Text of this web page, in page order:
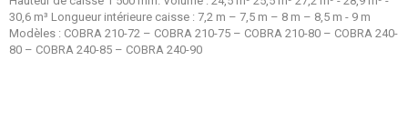
30,6 m³ Longueur intérieure caisse : 7,2 m – 7,5 m – 8 m – 8,5 m - 9 m
Modèles : COBRA 210-72 – COBRA 210-75 – COBRA 210-80 – COBRA 240-
80 – COBRA 240-85 – COBRA 240-90